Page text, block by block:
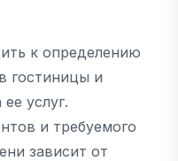
к определению
гостиницы и
услуг.
и требуемого
зависит от